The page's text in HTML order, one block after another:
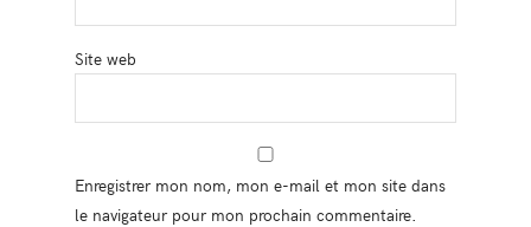
Site web
Enregistrer mon nom, mon e-mail et mon site dans
le navigateur pour mon prochain commentaire.